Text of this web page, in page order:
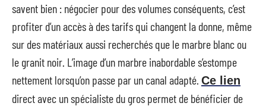
savent bien : négocier pour des volumes conséquents, c’est
profiter d’un accès à des tarifs qui changent la donne, même
sur des matériaux aussi recherchés que le marbre blanc ou
le granit noir. L’image d’un marbre inabordable s’estompe
nettement lorsqu’on passe par un canal adapté. Ce lien
direct avec un spécialiste du gros permet de bénéficier de